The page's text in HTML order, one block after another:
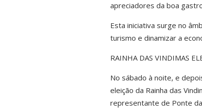
apreciadores da boa
Esta iniciativa surge no
turismo e dinamizar a
RAINHA DAS VINDIMAS
No sábado à noite, e
eleição da Rainha das
representante de Ponte da